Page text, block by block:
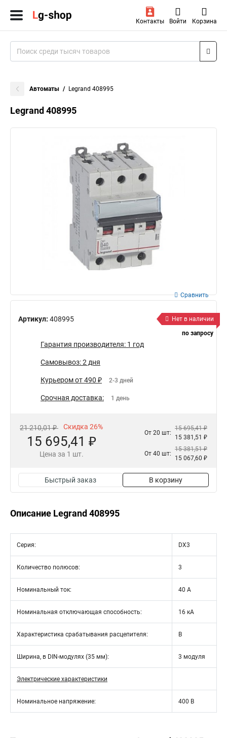
Контакты Войти Корзина
Автоматы Legrand 408995
Legrand 408995
Артикул: 408995
Сравнить
Нет в наличии
по запросу
Гарантия производителя: 1 год
Самовывоз: 2 дня
Курьером от 490 ₽ 2-3 дней
Срочная доставка: 1 день
21 210,01 ₽ Скидка 26%
15 695,41 ₽
Цена за 1 шт.
От 20 шт:
15 695,41 ₽
15 381,51 ₽
От 40 шт:
15 381,51 ₽
15 067,60 ₽
Быстрый заказ В корзину
Описание Legrand 408995
Серия: DX3
Количество полюсов: 3
Номинальный ток: 40 А
Номинальная отключающая способность: 16 кА
Характеристика срабатывания расцепителя: B
Ширина, в DIN-модулях (35 мм): 3 модуля
Электрические характеристики
Номинальное напряжение: 400 В